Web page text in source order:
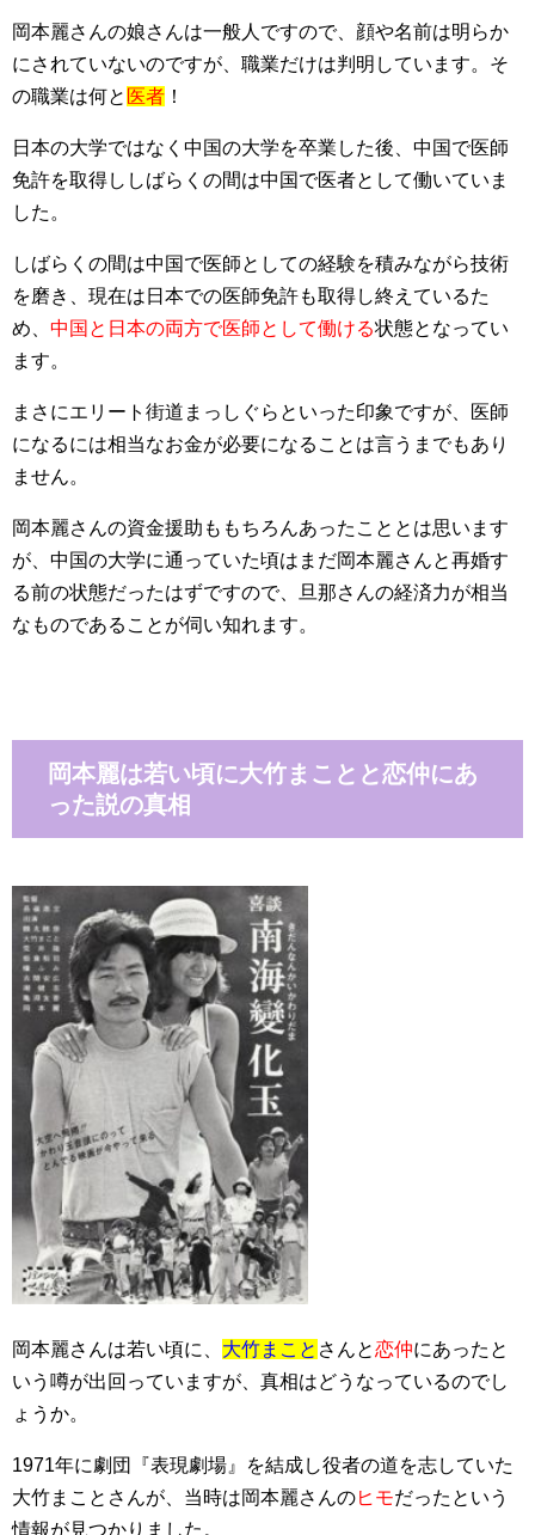
岡本麗さんの娘さんは一般人ですので、顔や名前は明らか
にされていないのですが、職業だけは判明しています。そ
の職業は何と 医者 ！
日本の大学ではなく中国の大学を卒業した後、中国で医師
免許を取得ししばらくの間は中国で医者として働いていま
した。
しばらくの間は中国で医師としての経験を積みながら技術
を磨き、現在は日本での医師免許も取得し終えているた
め、 中国と日本の両方で医師として働ける状態となってい
ます。
まさにエリート街道まっしぐらといった印象ですが、医師
になるには相当なお金が必要になることは言うまでもあり
ません。
岡本麗さんの資金援助ももちろんあったこととは思います
が、中国の大学に通っていた頃はまだ岡本麗さんと再婚す
る前の状態だったはずですので、旦那さんの経済力が相当
なものであることが伺い知れます。
岡本麗は若い頃に大竹まことと恋仲にあ
った説の真相
岡本麗さんは若い頃に、 大竹まこと さんと恋仲にあったと
いう噂が出回っていますが、真相はどうなっているのでし
ょうか。
1971年に劇団『表現劇場』を結成し役者の道を志していた
大竹まことさんが、当時は岡本麗さんのヒモだったという
情報が見つかりました。